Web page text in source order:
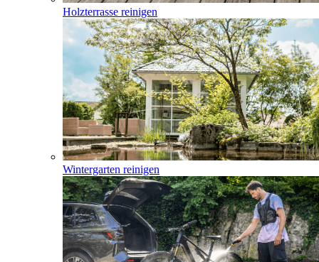
Holzterrasse reinigen
Wintergarten reinigen